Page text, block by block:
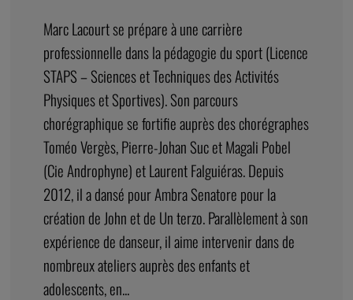
Marc Lacourt se prépare à une carrière
professionnelle dans la pédagogie du sport (Licence
STAPS – Sciences et Techniques des Activités
Physiques et Sportives). Son parcours
chorégraphique se fortifie auprès des chorégraphes
Toméo Vergès, Pierre-Johan Suc et Magali Pobel
(Cie Androphyne) et Laurent Falguiéras. Depuis
2012, il a dansé pour Ambra Senatore pour la
création de John et de Un terzo. Parallèlement à son
expérience de danseur, il aime intervenir dans de
nombreux ateliers auprès des enfants et
adolescents, en...